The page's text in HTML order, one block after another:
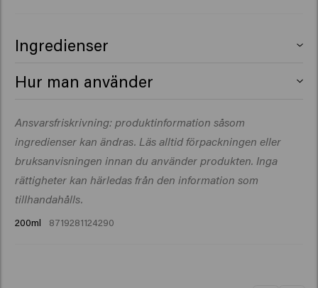
Ingredienser
Acrylates/Steareth-20 Itaconate Copolymer, Glycerin,
Methacrylate Copolymer, Aminomethyl Propanol,
Phenoxyethanol, Parfum (Fragrance), Dipropylene
Glycol, Methyl Gluceth-10, Acetyl Cedrene, Anethole,
Linalyl Acetate, Menthol, Tetramethyl
Acetyloctahydronaphthalenes.
Hur man använder
definition.
Ansvarsfriskrivning: produktinformation såsom
ingredienser kan ändras. Läs alltid förpackningen eller
bruksanvisningen innan du använder produkten. Inga
rättigheter kan härledas från den information som
tillhandahålls.
200ml 8719281124290